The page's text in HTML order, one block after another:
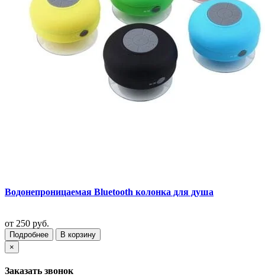
Водонепроницаемая Bluetooth колонка для душа
от 250 руб.
Подробнее
В корзину
×
Заказать звонок